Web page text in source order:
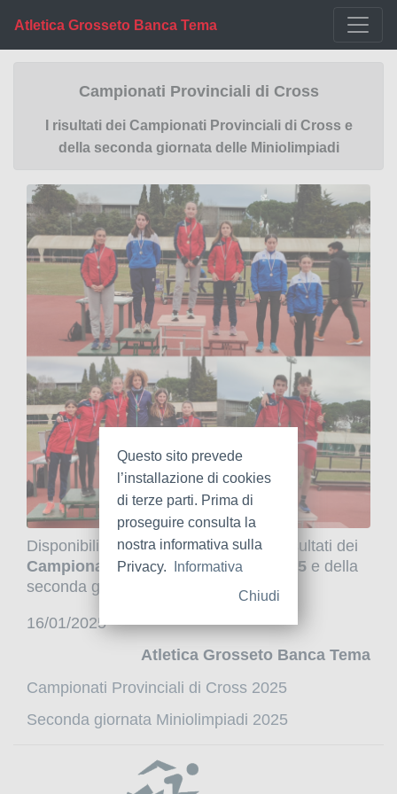
Atletica Grosseto Banca Tema
Campionati Provinciali di Cross
I risultati dei Campionati Provinciali di Cross e
della seconda giornata delle Miniolimpiadi
Disponibili negli allegati sottostanti i risultati dei
Campionati Provinciali di Cross 2025 e della
seconda giornata delle
Miniolimpiadi
16/01/2025
Atletica Grosseto Banca Tema
Campionati Provinciali di Cross 2025
Seconda giornata Miniolimpiadi 2025
Questo sito prevede
l’installazione di cookies
di terze parti. Prima di
proseguire consulta la
nostra informativa sulla
Privacy.
Informativa
Chiudi